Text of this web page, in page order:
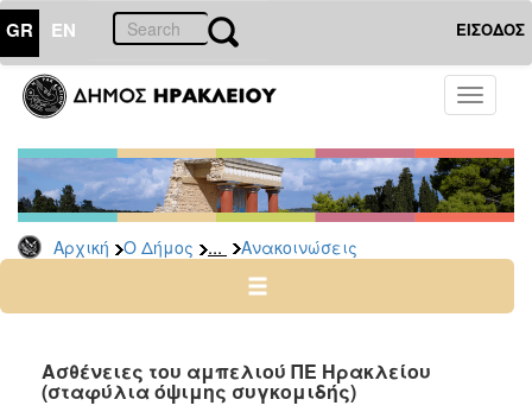
GR EN ΕΙΣΟΔΟΣ
Toggle
Αρχική Ο Δήμος ... Ανακοινώσεις
ΔΗΜΟΣ
Υπηρεσίες
Φορείς
Δημοτικές
Υπηρεσίες
Ηλεκτρονική
Διακυβέρνηση
Ασθένειες του αμπελιού ΠΕ Ηρακλείου
(σταφύλια όψιμης συγκομιδής)